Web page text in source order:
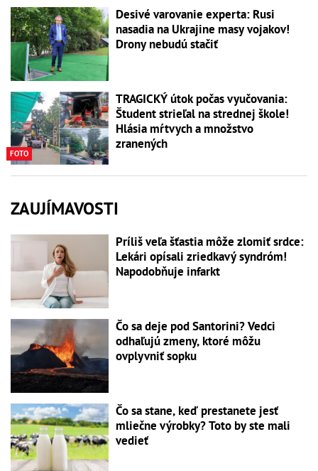
Desivé varovanie experta: Rusi
nasadia na Ukrajine masy vojakov!
Drony nebudú stačiť
FOTO
TRAGICKÝ útok počas vyučovania:
Študent strieľal na strednej škole!
Hlásia mŕtvych a množstvo
zranených
ZAUJÍMAVOSTI
Príliš veľa šťastia môže zlomiť srdce:
Lekári opísali zriedkavý syndróm!
Napodobňuje infarkt
Čo sa deje pod Santorini? Vedci
odhaľujú zmeny, ktoré môžu
ovplyvniť sopku
Čo sa stane, keď prestanete jesť
mliečne výrobky? Toto by ste mali
vedieť